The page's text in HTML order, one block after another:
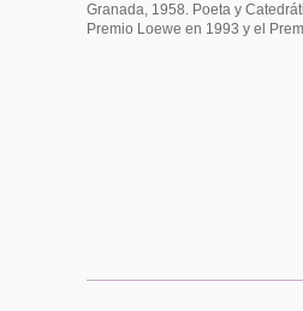
Granada, 1958. Poeta y
Premio Loewe en 1993 y el